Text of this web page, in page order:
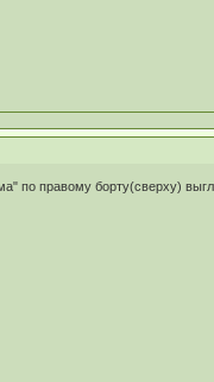
по правому борту(сверху)